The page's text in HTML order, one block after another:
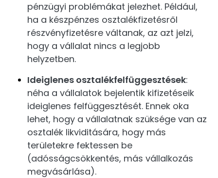
pénzügyi problémákat jelezhet. Például,
ha a készpénzes osztalékfizetésről
részvényfizetésre váltanak, az azt jelzi,
hogy a vállalat nincs a legjobb
helyzetben.
Ideiglenes osztalékfelfüggesztések:
néha a vállalatok bejelentik kifizetéseik
ideiglenes felfüggesztését. Ennek oka
lehet, hogy a vállalatnak szüksége van az
osztalék likviditására, hogy más
területekre fektessen be
(adósságcsökkentés, más vállalkozás
megvásárlása).